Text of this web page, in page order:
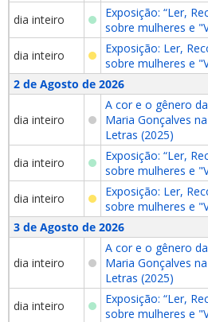
dia inteiro
Exposição: “Ler,
sobre mulheres e
dia inteiro
Exposição: Ler,
sobre mulheres e
2 de Agosto de 2026
dia inteiro
A cor e o gênero
Maria Gonçalves
Letras (2025)
dia inteiro
Exposição: “Ler,
sobre mulheres e
dia inteiro
Exposição: Ler,
sobre mulheres e
3 de Agosto de 2026
dia inteiro
A cor e o gênero
Maria Gonçalves
Letras (2025)
dia inteiro
Exposição: “Ler,
sobre mulheres e